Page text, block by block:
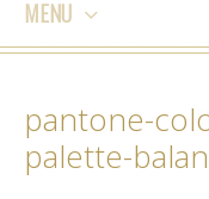
MENU
CONTENT
pantone-
palette-